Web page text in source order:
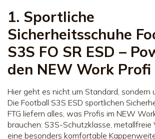
1. Sportliche
Sicherheitsschuhe
S3S FO SR ESD –
den NEW Work Profi
Hier geht es nicht um Standard, sondern
Die Football S3S ESD sportlichen
FTG liefern alles, was Profis im NEW
brauchen: S3S-Schutzklasse, metallfreie
eine besonders komfortable